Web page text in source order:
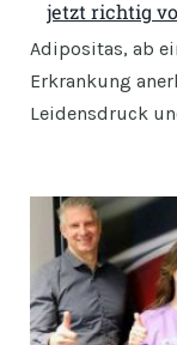
jetzt richtig
Adipositas, ab
Erkrankung
Leidensdruck